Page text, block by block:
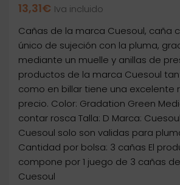
13,31€ Iva incluido
Cañas de la marca Cuesoul, caña
único de sujeción con la pluma,
mediante un muelle y anillas de
productos de la marca Cuesoul
como en billar tiene una excelente
precio. Color: Gradation Green
contar rosca Talla: D Marca:
Cuesoul solo son validas para
Cantidad por bolsa: 3 cañas El
compone por 1 juego de 3 cañas
Cuesoul